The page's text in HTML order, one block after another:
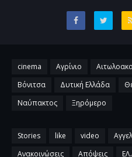
cinema Αγρίνιο
Βόνιτσα
Δυτική Ελλάδα
Ναύπακτος
Ξηρόμερο
Stories like video
Ανακοινώσεις
Απόψεις